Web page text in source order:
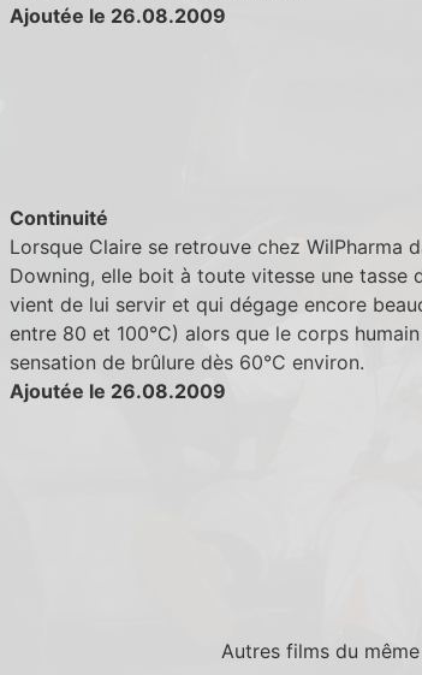
Ajoutée le 26.08.2009
Continuité
Lorsque Claire se retrouve chez WilPharma
Downing, elle boit à toute vitesse une tasse
vient de lui servir et qui dégage encore
entre 80 et 100°C) alors que le corps
sensation de brûlure dès 60°C environ.
Ajoutée le 26.08.2009
Autres films du